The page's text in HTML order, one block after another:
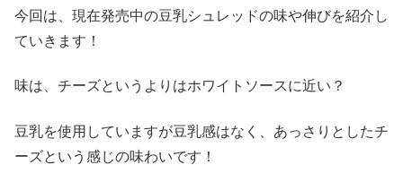
今回は、現在発売中の豆乳シュレッドの味や伸びを紹介し
ていきます！
味は、チーズというよりはホワイトソースに近い？
豆乳を使用していますが豆乳感はなく、あっさりとしたチ
ーズという感じの味わいです！